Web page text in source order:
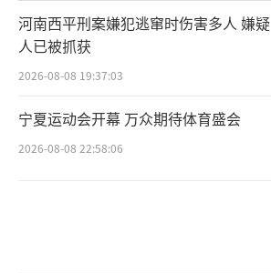
河南西平刑案嫌犯逃窜时伤害多人 嫌疑
人已被抓获
2026-08-08 19:37:03
宁夏运动会开幕 万众期待体育盛会
2026-08-08 22:58:06